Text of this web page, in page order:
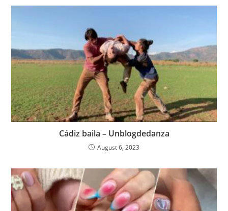
Cádiz baila – Unblogdedanza
August 6, 2023